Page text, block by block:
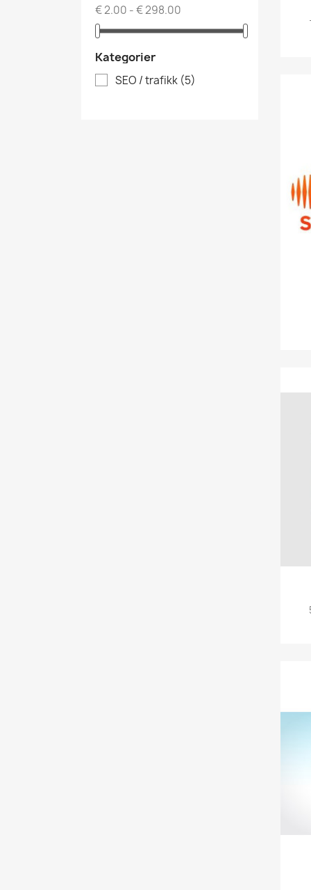
€ 2.00 - € 298.00
Kategorier
SEO / trafikk (5)